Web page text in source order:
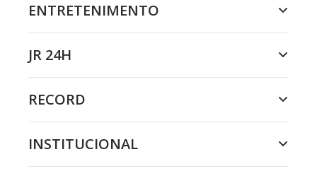
ENTRETENIMENTO
JR 24H
RECORD
INSTITUCIONAL